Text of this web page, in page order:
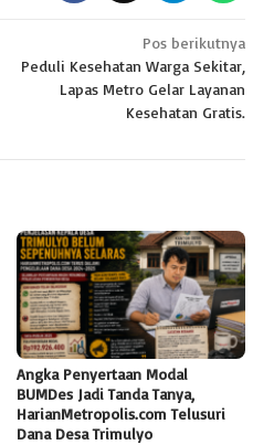
Pos berikutnya
Peduli Kesehatan Warga Sekitar,
Lapas Metro Gelar Layanan
Kesehatan Gratis.
Angka Penyertaan Modal
BUMDes Jadi Tanda Tanya,
HarianMetropolis.com Telusuri
Dana Desa Trimulyo